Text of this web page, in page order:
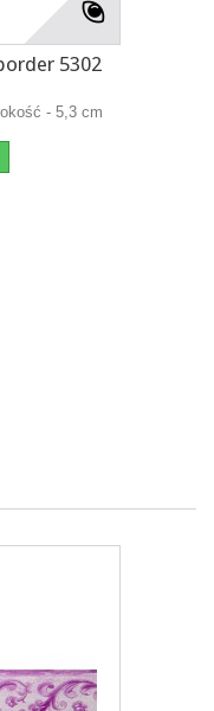
5302
- 5,3 cm